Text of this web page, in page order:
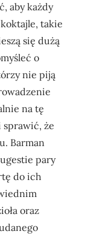
aby każdy
takie
się dużą
o
nie piją
na tę
sprawić, że
Barman
pary
do ich
oraz